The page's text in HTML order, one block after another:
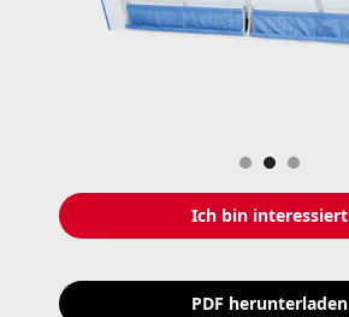
Ich bin interessiert
PDF herunterladen